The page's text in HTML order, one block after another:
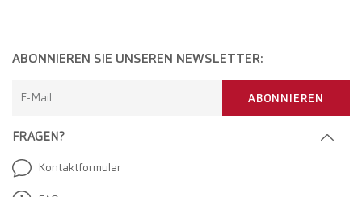
FRAGEN?
Kontaktformular
ABONNIEREN SIE UNSEREN NEWSLETTER:
E-Mail ABONNIEREN